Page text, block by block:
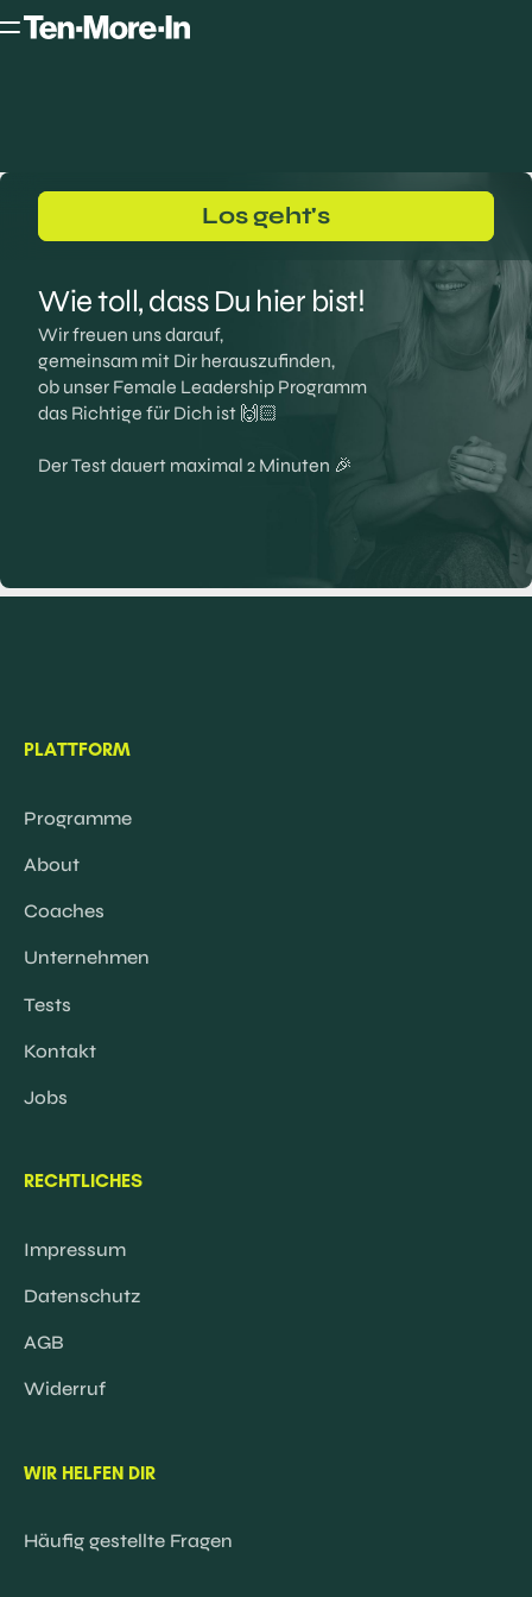
PLATTFORM
Programme
About
Coaches
Unternehmen
Tests
Kontakt
Jobs
RECHTLICHES
Impressum
Datenschutz
AGB
Widerruf
WIR HELFEN DIR
Häufig gestellte Fragen